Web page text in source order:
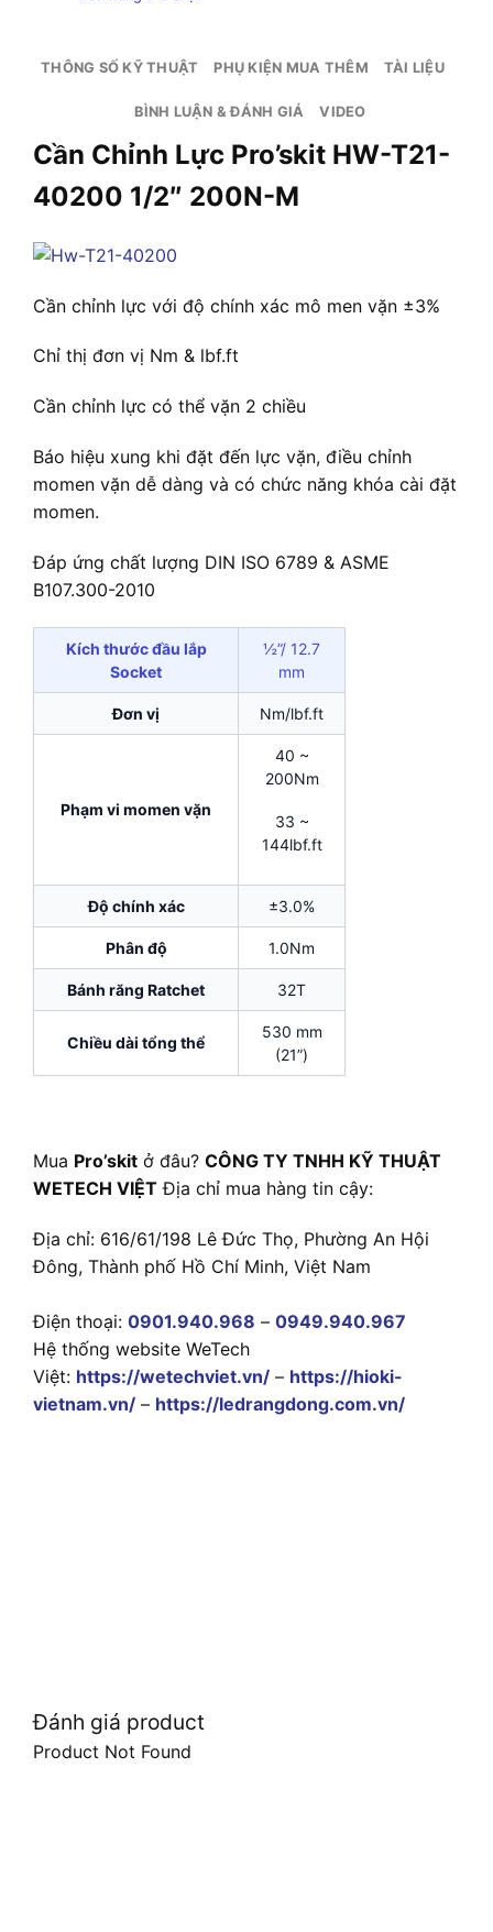
THÔNG SỐ KỸ THUẬT PHỤ KIỆN MUA THÊM TÀI LIỆU
BÌNH LUẬN & ĐÁNH GIÁ VIDEO
Cần Chỉnh Lực Pro’skit HW-T21-
40200 1/2″ 200N-M
Cần chỉnh lực với độ chính xác mô men vặn ±3%
Chỉ thị đơn vị Nm & lbf.ft
Cần chỉnh lực có thể vặn 2 chiều
Báo hiệu xung khi đặt đến lực vặn, điều chỉnh
momen vặn dễ dàng và có chức năng khóa cài đặt
momen.
Đáp ứng chất lượng DIN ISO 6789 & ASME
B107.300-2010
Kích thước đầu lắp
Socket
½”/ 12.7
mm
Đơn vị Nm/lbf.ft
Phạm vi momen vặn
40 ~
200Nm
33 ~
144lbf.ft
Độ chính xác ±3.0%
Phân độ 1.0Nm
Bánh răng Ratchet 32T
Chiều dài tổng thể
530 mm
(21”)
Mua Pro’skit ở đâu? CÔNG TY TNHH KỸ THUẬT
WETECH VIỆT Địa chỉ mua hàng tin cậy:
Địa chỉ: 616/61/198 Lê Đức Thọ, Phường An Hội
Đông, Thành phố Hồ Chí Minh, Việt Nam
Điện thoại: 0901.940.968 – 0949.940.967
Hệ thống website WeTech
Việt: https://wetechviet.vn/ – https://hioki-
vietnam.vn/ – https://ledrangdong.com.vn/
Đánh giá product
Product Not Found